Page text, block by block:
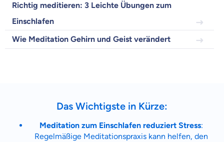
Richtig meditieren: 3 Leichte Übungen zum
Einschlafen
Wie Meditation Gehirn und Geist verändert
Das Wichtigste in Kürze:
Meditation zum Einschlafen reduziert Stress:
Regelmäßige Meditationspraxis kann helfen, den
Zahnzusatz
Versicherung
Mit dem Abschicken meiner Daten erkläre ich meine Einwilligungzur
Kontaktaufnahme durch ottonova.